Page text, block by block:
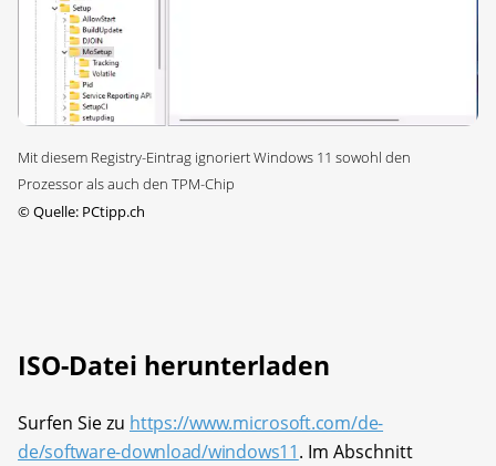
Mit diesem Registry-Eintrag ignoriert Windows 11 sowohl den
Prozessor als auch den TPM-Chip
©Quelle: PCtipp.ch
ISO-Datei herunterladen
Surfen Sie zu https://www.microsoft.com/de-
de/software-download/windows11. Im Abschnitt